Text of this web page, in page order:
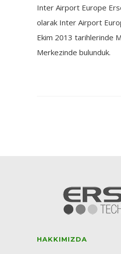
Inter Airport Europe
olarak Inter Airport
Ekim 2013 tarihlerinde
Merkezinde bulunduk.
HAKKIMIZDA